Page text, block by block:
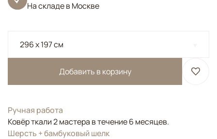
На складе в Москве
296 x 197 см
Добавить в корзину
Ручная работа
Ковёр ткали 2 мастера в течение 6 месяцев.
Шерсть + бамбуковый шелк